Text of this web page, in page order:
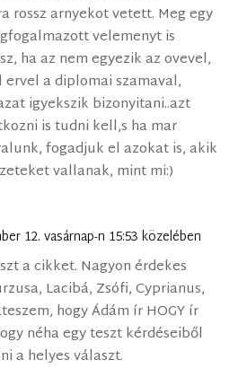
rossz arnyekot vetett. Meg egy
velemenyt is
ha az nem egyezik az ovevel,
a diplomai szamaval,
igyekszik bizonyitani..azt
is tudni kell,s ha mar
fogadjuk el azokat is, akik
vallanak, mint mi:)
12. vasárnap-n 15:53 közelében
a cikket. Nagyon érdekes
Lacibá, Zsófi, Cyprianus,
hogy Ádám ír HOGY ír
néha egy teszt kérdéseiből
a helyes választ.